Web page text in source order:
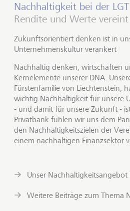
Nachhaltigkeit bei der LGT
Rendite und Werte vereint
Zukunftsorientiert denken ist in
Unternehmenskultur verankert
Nachhaltig denken, wirtschaften
Kernelemente unserer DNA.
Fürstenfamilie von Liechtenstein,
wichtig Nachhaltigkeit für unsere
- und damit für unsere Zukunft -
Privatbank fühlen wir uns dem
den Nachhaltigkeitszielen der
einem nachhaltigen Finanzsektor
Unser Nachhaltigkeitsangebot
Weitere Beiträge zum Thema